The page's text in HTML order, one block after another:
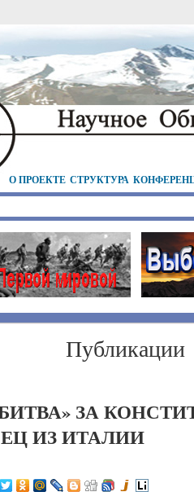
О ПРОЕКТЕ СТРУКТУРА
Публикации
ЗА
ИЗ ИТАЛИИ